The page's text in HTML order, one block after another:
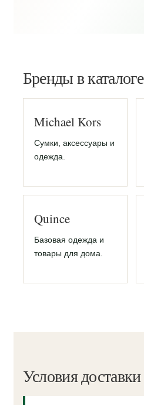
Бренды в каталоге
Michael Kors
Сумки, аксессуары и
одежда.
Quince
Базовая одежда и
товары для дома.
Условия доставки